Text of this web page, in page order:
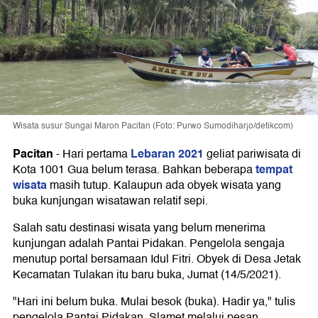
Wisata susur Sungai Maron Pacitan (Foto: Purwo Sumodiharjo/detikcom)
Pacitan-Hari pertamaLebaran 2021 geliat pariwisata di
Kota 1001 Gua belum terasa. Bahkan beberapatempat
wisatamasih tutup. Kalaupun ada obyek wisata yang
buka kunjungan wisatawan relatif sepi.
Salah satu destinasi wisata yang belum menerima
kunjungan adalah Pantai Pidakan. Pengelola sengaja
menutup portal bersamaan Idul Fitri. Obyek di Desa Jetak
Kecamatan Tulakan itu baru buka, Jumat (14/5/2021).
"Hari ini belum buka. Mulai besok (buka). Hadir ya," tulis